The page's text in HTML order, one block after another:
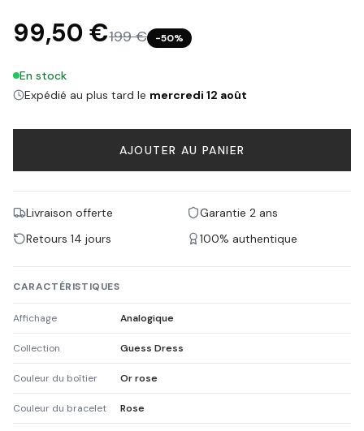
99,50 €199 € −50%
En stock
Expédié au plus tard le mercredi 12 août
AJOUTER AU PANIER
Livraison offerte
Garantie 2 ans
Retours 14 jours
100% authentique
CARACTÉRISTIQUES
Affichage Analogique
Collection Guess Dress
Couleur du boîtier Or rose
Couleur du bracelet Rose